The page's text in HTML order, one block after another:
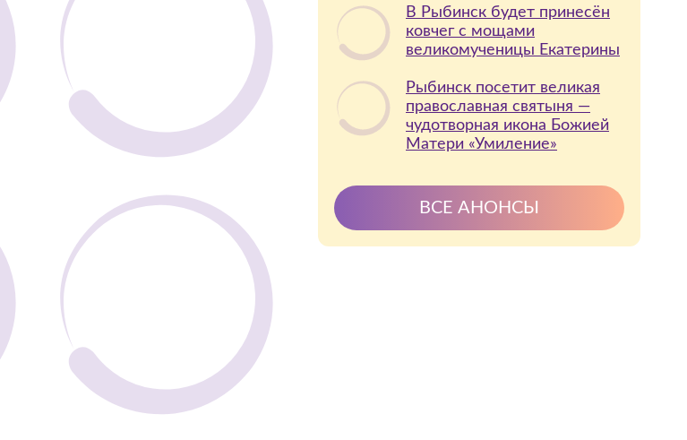
В Рыбинск будет принесён
ковчег с мощами
великомученицы Екатерины
Рыбинск посетит великая
православная святыня —
чудотворная икона Божией
Матери «Умиление»
ВСЕ АНОНСЫ